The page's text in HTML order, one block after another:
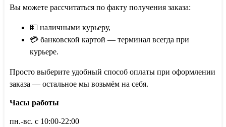
Вы можете рассчитаться по факту получения заказа:
💵 наличными курьеру,
💳 банковской картой — терминал всегда при
курьере.
Просто выберите удобный способ оплаты при оформлении
заказа — остальное мы возьмём на себя.
Часы работы
пн.-вс. с 10:00-22:00